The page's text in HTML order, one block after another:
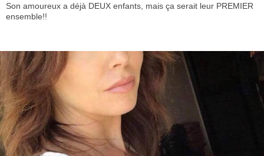
Son amoureux a déjà DEUX enfants, mais ça serait leur PREMIER
ensemble!!